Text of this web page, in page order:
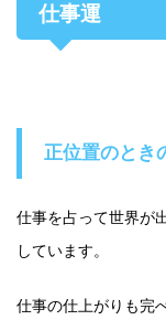
仕事運
正位置のとき
仕事を占って世界が
しています。
仕事の仕上がりも完